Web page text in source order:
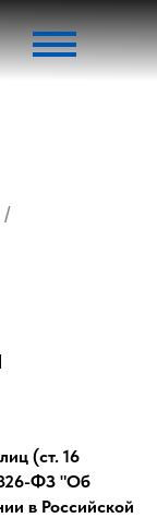
/
(ст. 16
ФЗ "Об
в Российской